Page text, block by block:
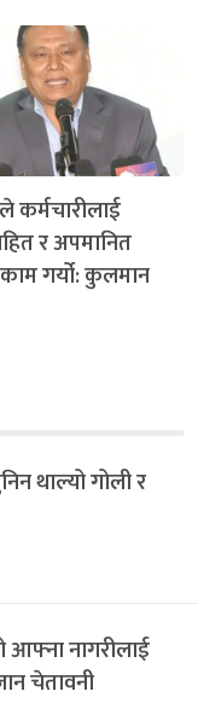
कर्मचारीलाई
र अपमानित
गर्यो: कुलमान
थाल्यो गोली र
आफ्ना नागरीलाई
चेतावनी